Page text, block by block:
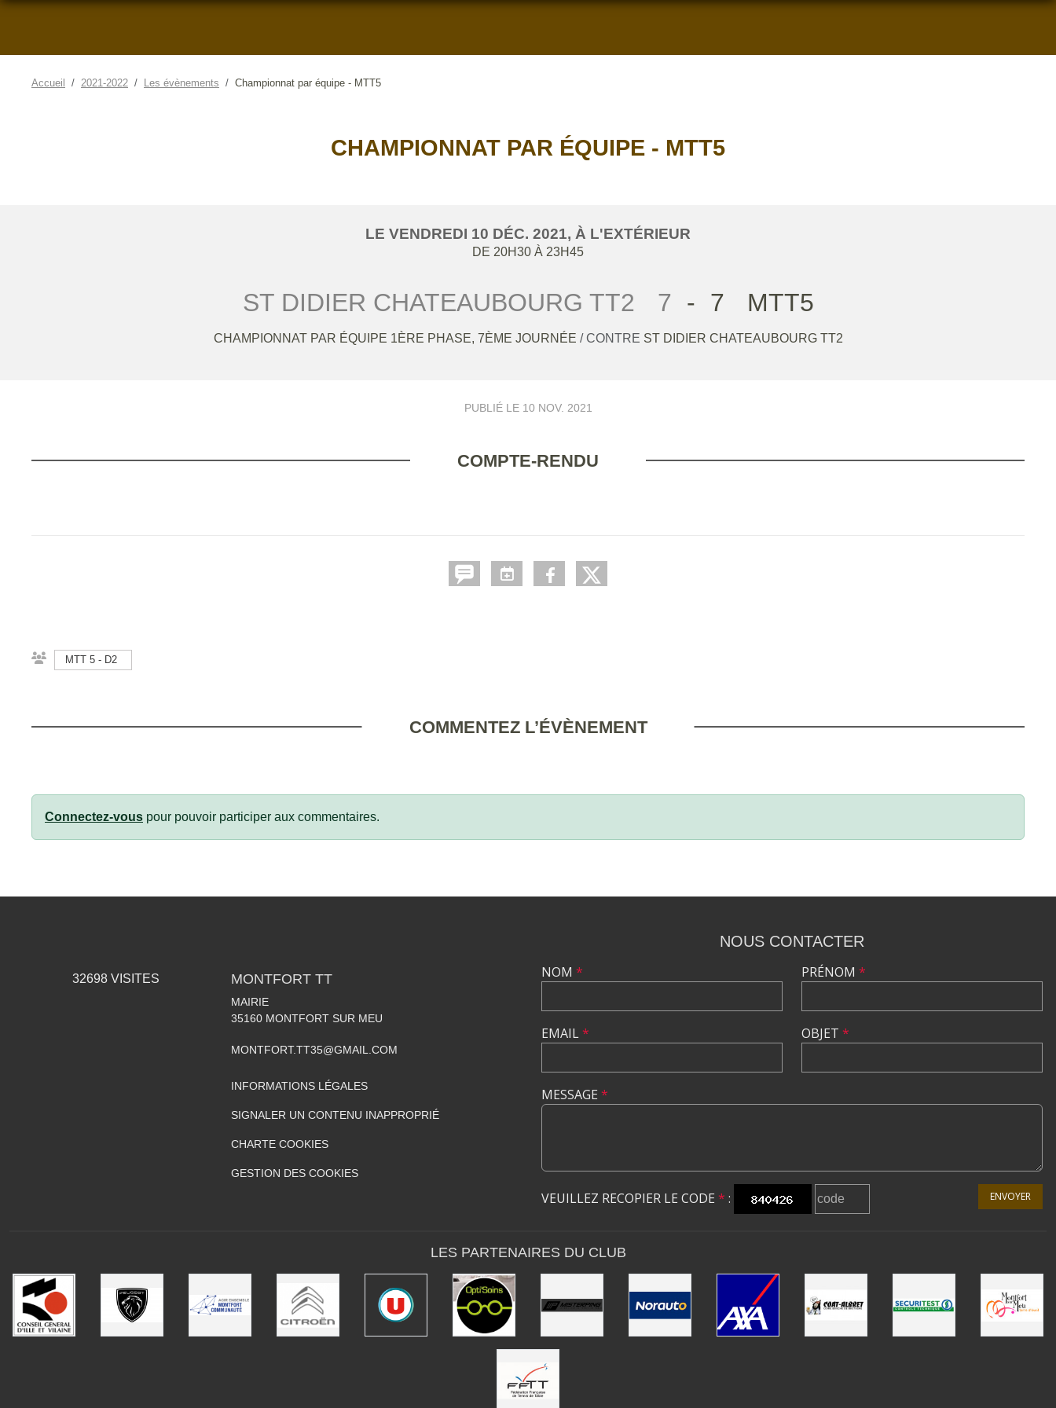
Accueil 2021-2022 Les évènements Championnat par équipe - MTT5
CHAMPIONNAT PAR ÉQUIPE - MTT5
LE VENDREDI 10 DÉC. 2021, À L'EXTÉRIEUR
DE 20H30 À 23H45
ST DIDIER CHATEAUBOURG TT2 7 - 7 MTT5
CHAMPIONNAT PAR ÉQUIPE 1ÈRE PHASE, 7ÈME JOURNÉE / CONTRE ST DIDIER CHATEAUBOURG TT2
PUBLIÉ LE 10 NOV. 2021
COMPTE-RENDU
MTT 5 - D2
COMMENTEZ L’ÉVÈNEMENT
Connectez-vous pour pouvoir participer aux commentaires.
32698VISITES MONTFORT TT
MAIRIE
35160 MONTFORT SUR MEU
MONTFORT.TT35@GMAIL.COM
INFORMATIONS LÉGALES
SIGNALER UN CONTENU INAPPROPRIÉ
CHARTE COOKIES
GESTION DES COOKIES
NOUS CONTACTER
NOM *
EMAIL*
PRÉNOM *
OBJET *
MESSAGE *
VEUILLEZ RECOPIER LE CODE * : ENVOYER
LES PARTENAIRES DU CLUB